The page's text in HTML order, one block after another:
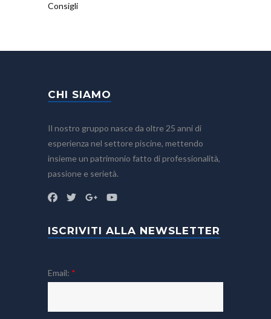
Consigli
CHI SIAMO
Il nostro gruppo nasce da oltre 25 anni di
esperienza nel settore piscine, mettendo
insieme un patrimonio fatto di professionalità,
passione e serietà.
ISCRIVITI ALLA NEWSLETTER
Email: *